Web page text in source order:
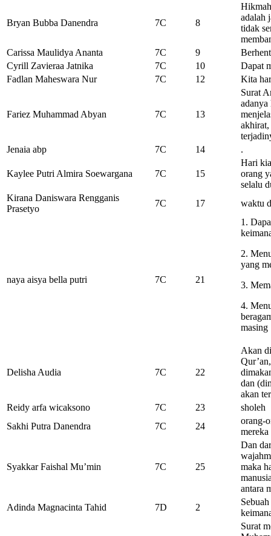
Bryan Bubba Danendra 7C 8
adalah
tidak
Carissa Maulidya Ananta
7C 9
Cyrill Zavieraa Jatnika
7C 10
Dapat
Fadlan Maheswara Nur
7C 12 Kita
Fariez Muhammad Abyan 7C 13
Surat
akhirat,
Jenaia abp
7C 14 .
Kaylee Putri Almira Soewargana 7C 15
Hari
orang
selalu
Kirana Daniswara Rengganis
Prasetyo
7C 17 waktu
naya aisya bella putri 7C 21
1.
2.
yang
3.
4.
masing
Delisha Audia 7C 22
Akan
dan
akan
Reidy arfa wicaksono
7C 23
sholeh
Sakhi Putra Danendra
7C 24
orang-
Syakkar Faishal Mu’min 7C 25
Dan
maka
antara
Adinda Magnacinta Tahid
7D 2
Surat